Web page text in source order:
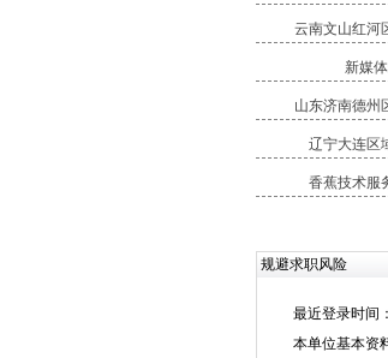
云南文山红河
新媒
山东济南德州
辽宁大连区
香蕉技术服
规避求职风险
最近登录时间：
本单位基本资